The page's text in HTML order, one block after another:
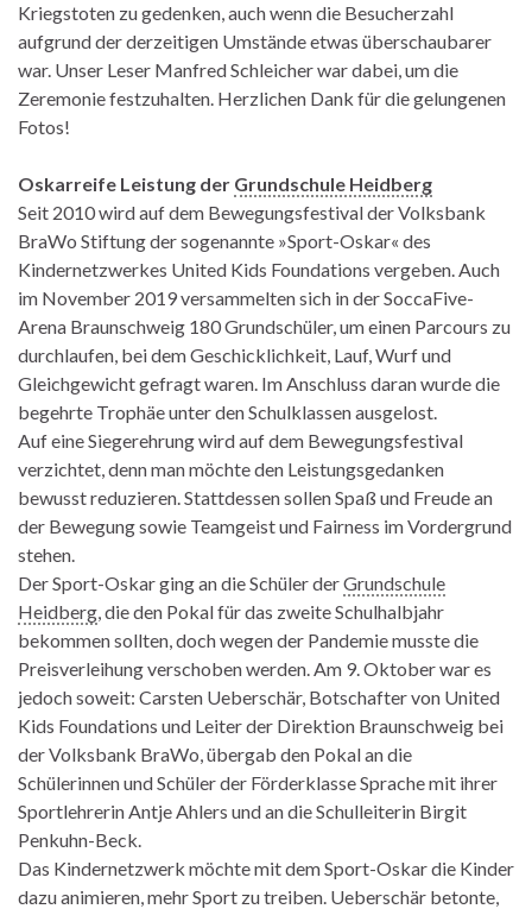
Kriegstoten zu gedenken, auch wenn die Besucherzahl
aufgrund der derzeitigen Umstände etwas überschaubarer
war. Unser Leser Manfred Schleicher war dabei, um die
Zeremonie festzuhalten. Herzlichen Dank für die gelungenen
Fotos!
Oskarreife Leistung der Grundschule Heidberg
Seit 2010 wird auf dem Bewegungsfestival der Volksbank
BraWo Stiftung der sogenannte »Sport-Oskar« des
Kindernetzwerkes United Kids Foundations vergeben. Auch
im November 2019 versammelten sich in der SoccaFive-
Arena Braunschweig 180 Grundschüler, um einen Parcours zu
durchlaufen, bei dem Geschicklichkeit, Lauf, Wurf und
Gleichgewicht gefragt waren. Im Anschluss daran wurde die
begehrte Trophäe unter den Schulklassen ausgelost.
Auf eine Siegerehrung wird auf dem Bewegungsfestival
verzichtet, denn man möchte den Leistungsgedanken
bewusst reduzieren. Stattdessen sollen Spaß und Freude an
der Bewegung sowie Teamgeist und Fairness im Vordergrund
stehen.
Der Sport-Oskar ging an die Schüler derGrundschule
Heidberg, die den Pokal für das zweite Schulhalbjahr
bekommen sollten, doch wegen der Pandemie musste die
Preisverleihung verschoben werden. Am 9. Oktober war es
jedoch soweit: Carsten Ueberschär, Botschafter von United
Kids Foundations und Leiter der Direktion Braunschweig bei
der Volksbank BraWo, übergab den Pokal an die
Schülerinnen und Schüler der Förderklasse Sprache mit ihrer
Sportlehrerin Antje Ahlers und an die Schulleiterin Birgit
Penkuhn-Beck.
Das Kindernetzwerk möchte mit dem Sport-Oskar die Kinder
dazu animieren, mehr Sport zu treiben. Ueberschär betonte,